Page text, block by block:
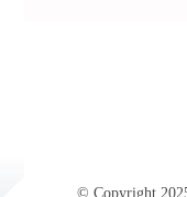
© Copyright